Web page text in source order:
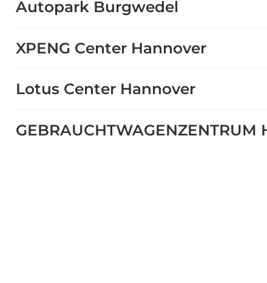
Autopark Burgwedel
XPENG Center Hannover
Lotus Center Hannover
GEBRAUCHTWAGENZENTRUM